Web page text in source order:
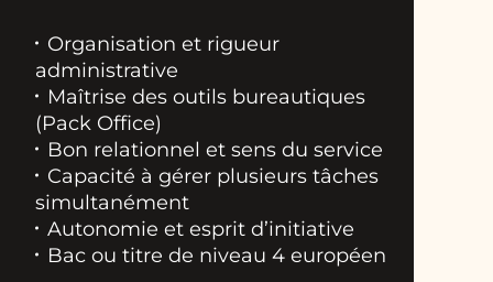
Organisation et rigueur
administrative
Maîtrise des outils bureautiques
(Pack Office)
Bon relationnel et sens du service
Capacité à gérer plusieurs tâches
simultanément
Autonomie et esprit d’initiative
Bac ou titre de niveau 4 européen